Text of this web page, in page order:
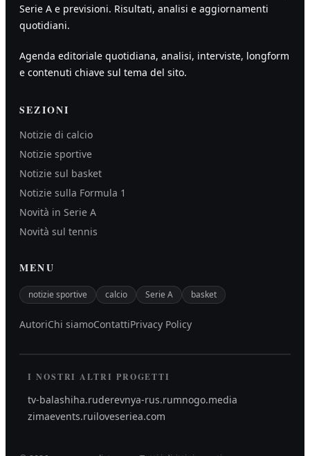
Serie A e previsioni. Risultati, analisi e aggiornamenti
quotidiani.
Agenda editoriale quotidiana, analisi, interviste, longform
e contenuti chiave sul tema del sito.
SEZIONI
Notizie di calcio
Notizie sportive
Notizie sul basket
Notizie sulla Formula 1
Novità in Serie A
Novità sul tennis
MENU
notizie sportive calcio Serie A basket
AutoriChi siamoContattiPrivacy Policy
I NOSTRI ALTRI PROGETTI
tv-balashiha.ruderevnya-rus.rumnogo.media
zimaevents.ruiloveseriea.com